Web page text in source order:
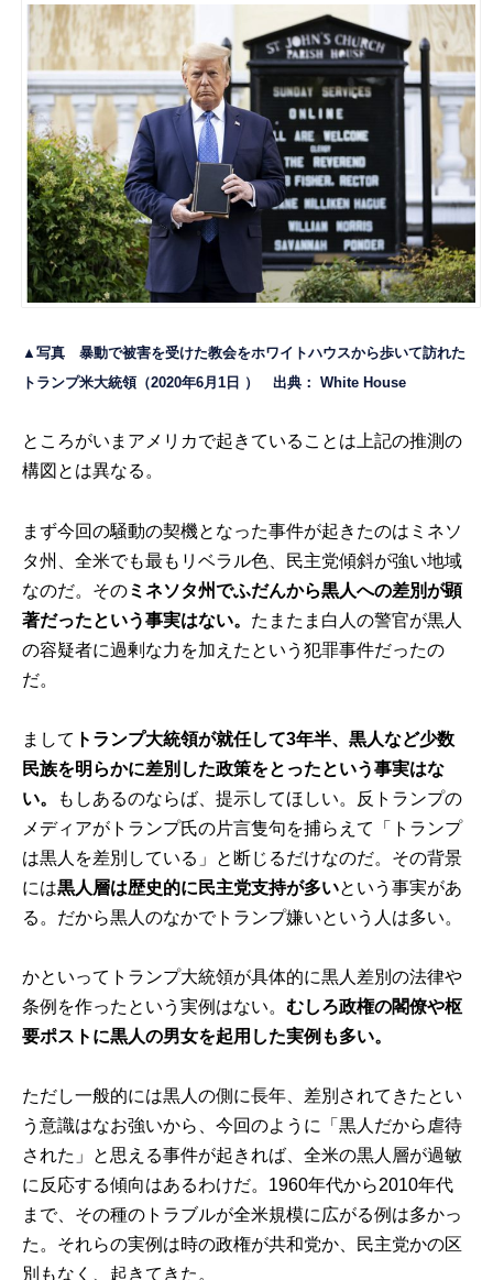
▲写真 暴動で被害を受けた教会をホワイトハウスから歩いて訪れた
トランプ米大統領（2020年6月1日 ） 出典：White House
ところがいまアメリカで起きていることは上記の推測の
構図とは異なる。
まず今回の騒動の契機となった事件が起きたのはミネソ
タ州、全米でも最もリベラル色、民主党傾斜が強い地域
なのだ。そのミネソタ州でふだんから黒人への差別が顕
著だったという事実はない。 たまたま白人の警官が黒人
の容疑者に過剰な力を加えたという犯罪事件だったの
だ。
まして トランプ大統領が就任して3年半、黒人など少数
民族を明らかに差別した政策をとったという事実はな
い。
もしあるのならば、提示してほしい。反トランプの
メディアがトランプ氏の片言隻句を捕らえて「トランプ
は黒人を差別している」と断じるだけなのだ。その背景
には黒人層は歴史的に民主党支持が多いという事実があ
る。だから黒人のなかでトランプ嫌いという人は多い。
かといってトランプ大統領が具体的に黒人差別の法律や
条例を作ったという実例はない。むしろ政権の閣僚や枢
要ポストに黒人の男女を起用した実例も多い。
ただし一般的には黒人の側に長年、差別されてきたとい
う意識はなお強いから、今回のように「黒人だから虐待
された」と思える事件が起きれば、全米の黒人層が過敏
に反応する傾向はあるわけだ。1960年代から2010年代
まで、その種のトラブルが全米規模に広がる例は多かっ
た。それらの実例は時の政権が共和党か、民主党かの区
別もなく、起きてきた。